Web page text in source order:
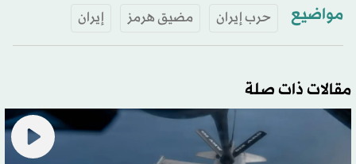
مواضيع حرب إيران مضيق هرمز إيران
مقالات ذات صلة